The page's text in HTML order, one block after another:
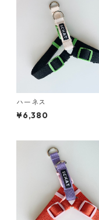
ハーネス
¥6,380